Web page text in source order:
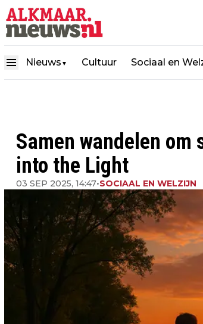
Nieuws ▼ Cultuur Sociaal en
Samen wandelen
into the Light
03 SEP 2025, 14:47•SOCIAAL EN WELZIJN